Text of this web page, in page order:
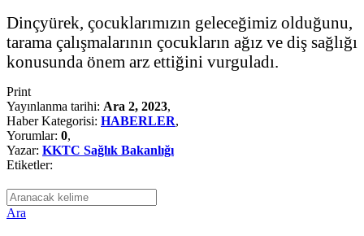
Dinçyürek, çocuklarımızın geleceğimiz olduğunu,
tarama çalışmalarının çocukların ağız ve diş sağlığı
konusunda önem arz ettiğini vurguladı.
Print
Yayınlanma tarihi: Ara 2, 2023,
Haber Kategorisi: HABERLER,
Yorumlar: 0,
Yazar: KKTC Sağlık Bakanlığı
Etiketler:
Ara